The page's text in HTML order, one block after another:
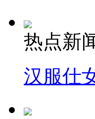
热点新
汉服仕